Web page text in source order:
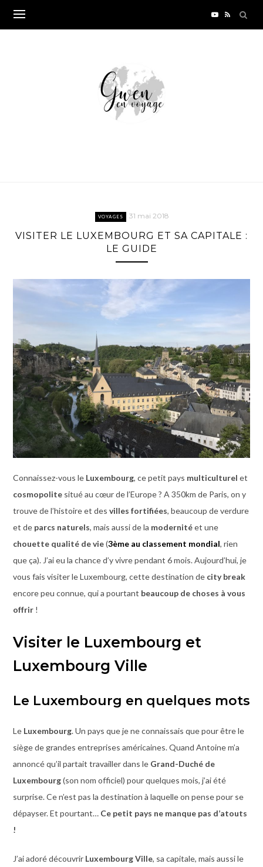
content
VOYAGES 31 mai 2018
VISITER LE LUXEMBOURG ET SA CAPITALE :
LE GUIDE
Connaissez-vous le Luxembourg, ce petit pays multiculturel et
cosmopolitesitué au cœur de l’Europe ? A 350km de Paris, on y
trouve de l’histoire et des villes fortifiées, beaucoup de verdure
et de parcs naturels, mais aussi de la modernitéet une
chouette qualité de vie(3ème au classement mondial, rien
que ça). J’ai eu la chance d’y vivre pendant 6 mois. Aujourd’hui, je
vous fais visiter le Luxembourg, cette destination de city break
encore peu connue, qui a pourtant beaucoup de choses à vous
offrir!
Visiter le Luxembourg et
Luxembourg Ville
Le Luxembourg en quelques mots
Le Luxembourg. Un pays que je ne connaissais que pour être le
siège de grandes entreprises américaines. Quand Antoine m’a
annoncé qu’il partait travailler dans le Grand-Duché de
Luxembourg(son nom officiel) pour quelques mois, j’ai été
surprise. Ce n’est pas la destination à laquelle on pense pour se
dépayser. Et pourtant… Ce petit pays ne manque pas d’atouts
!
J’ai adoré découvrir Luxembourg Ville, sa capitale, mais aussi le